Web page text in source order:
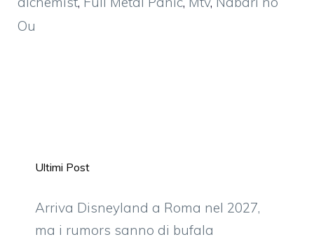
Ou
Ultimi Post
Arriva Disneyland a Roma nel 2027,
ma i rumors sanno di bufala